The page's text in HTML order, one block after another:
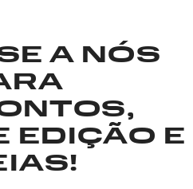
A NÓS
EDIÇÃO E